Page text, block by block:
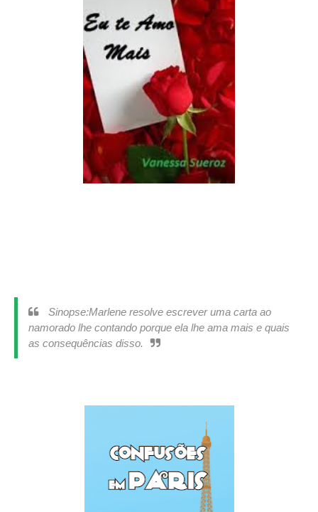
Sinopse:Marlene resolve escrever uma carta ao
namorado lhe contando porque ela lhe ama mais e quais
as consequências disso.